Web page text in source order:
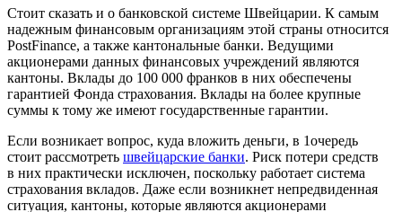
Стоит сказать и о банковской системе Швейцарии. К самым
надежным финансовым организациям этой страны относится
PostFinance, а также кантональные банки. Ведущими
акционерами данных финансовых учреждений являются
кантоны. Вклады до 100 000 франков в них обеспечены
гарантией Фонда страхования. Вклады на более крупные
суммы к тому же имеют государственные гарантии.
Если возникает вопрос, куда вложить деньги, в 1очередь
стоит рассмотреть швейцарские банки. Риск потери средств
в них практически исключен, поскольку работает система
страхования вкладов. Даже если возникнет непредвиденная
ситуация, кантоны, которые являются акционерами